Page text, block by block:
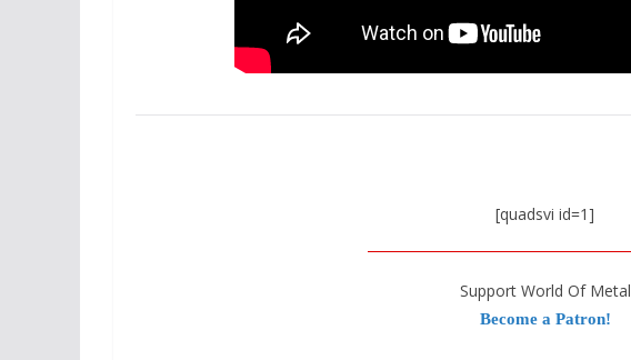
[quadsvi id=1]
Support World Of Metal
Become a Patron!